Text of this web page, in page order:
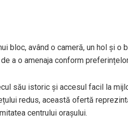
bloc, având o cameră, un hol și o
a o amenaja conform
său istoric și accesul facil la
redus, această ofertă
centrului orașului.